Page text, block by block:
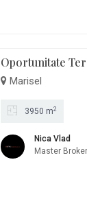
Oportunitate
Marisel
3950 m2
Nica Vlad
Master Broker